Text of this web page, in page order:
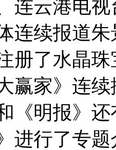
连云港电
连续报道
册了水晶
赢家》连
《明报》
进行了专